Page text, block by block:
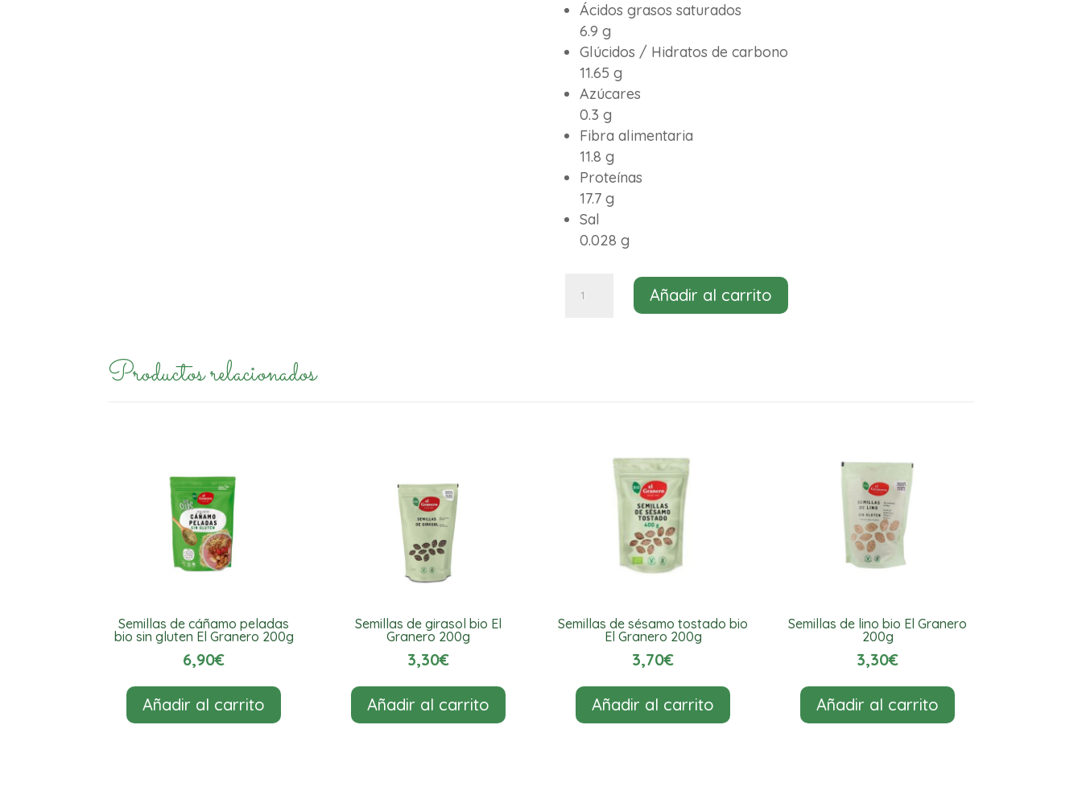
Ácidos grasos saturados
6.9 g
Glúcidos / Hidratos de carbono
11.65 g
Azúcares
0.3 g
Fibra alimentaria
11.8 g
Proteínas
17.7 g
Sal
0.028 g
cantidad
Añadir al carrito
Productos relacionados
Semillas de cáñamo peladas
bio sin gluten El Granero 200g
6,90€
Añadir al carrito
Semillas de girasol bio El
Granero 200g
3,30€
Añadir al carrito
Semillas de sésamo tostado bio
El Granero 200g
3,70€
Añadir al carrito
Semillas de lino bio El Granero
200g
3,30€
Añadir al carrito